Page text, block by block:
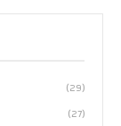
(29)
(27)